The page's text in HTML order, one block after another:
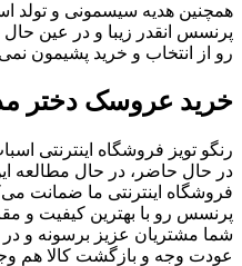
همچنین هدیه سیسمونی و تولد
پرنسس انقدر زیبا و در عین
رو از انتخاب و خرید پشیمون
خرید عروسک دختر
رنگو تویز فروشگاه اینترنتی
در حال حاضر، در حال مطالعه
فروشگاه اینترنتی ما ضمانت
پرنسس رو با بهترین کیفیت و
شما مشتریان عزیز برسونه و
عودت وجه و بازگشت کالا هم